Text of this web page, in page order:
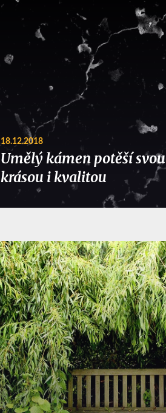
18.12.2018
Umělý kámen potěší svou
krásou i kvalitou